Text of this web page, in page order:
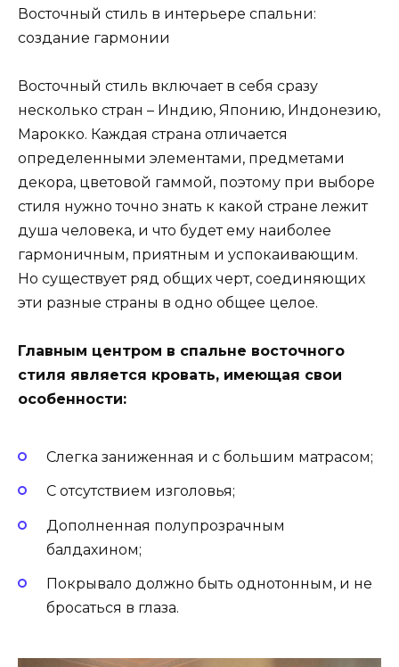
Восточный стиль в интерьере спальни:
создание гармонии
Восточный стиль включает в себя сразу
несколько стран – Индию, Японию, Индонезию,
Марокко. Каждая страна отличается
определенными элементами, предметами
декора, цветовой гаммой, поэтому при выборе
стиля нужно точно знать к какой стране лежит
душа человека, и что будет ему наиболее
гармоничным, приятным и успокаивающим.
Но существует ряд общих черт, соединяющих
эти разные страны в одно общее целое.
Главным центром в спальне восточного
стиля является кровать, имеющая свои
особенности:
Слегка заниженная и с большим матрасом;
С отсутствием изголовья;
Дополненная полупрозрачным
балдахином;
Покрывало должно быть однотонным, и не
бросаться в глаза.